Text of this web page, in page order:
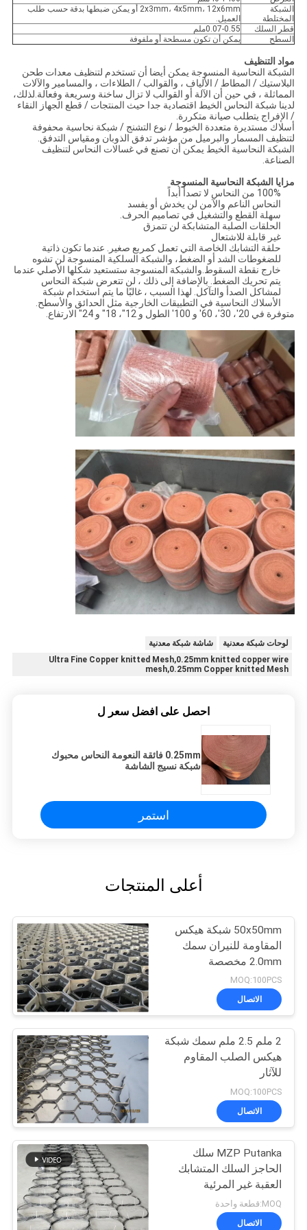
الشبكة
المختلطة
2x3mm، 4x5mm، 12x6mm أو يمكن ضبطها بدقة حسب طلب
العميل.
قطر السلك
0.07-0.55ملم
السطح
يمكن أن تكون مسطحة أو ملفوفة
مواد التنظيف
الشبكة النحاسية المنسوجة يمكن أيضا أن تستخدم لتنظيف معدات طحن
البلاستيك / المطاط / الألياف ، والقوالب / الطلاءات ، والمسامير والآلات
المماثلة ، في حين أن الآلة أو القوالب لا تزال ساخنة وسريعة وفعالة.لذلك،
لدينا شبكة النحاس الخيط اقتصادية جدا حيث المنتجات / قطع الجهاز النقاء
/ الإفراج يتطلب صيانة متكررة.
أسلاك مستديرة متعددة الخيوط / نوع التشنج / شبكة نحاسية محفوفة
لتنظيف المسمار والبرميل من مؤشر تدفق الذوبان ومقياس التدفق.
الشبكة النحاسية الخيط يمكن أن تصنع في غسالات النحاس لتنظيف
الصناعة.
مزايا الشبكة النحاسية المنسوجة
100% من النحاس لا تصدأ أبداً
النحاس الناعم والآمن لن يخدش أو يفسد
سهلة القطع والتشغيل في تصاميم الحرف.
الحلقات الصلبة المتشابكة لن تتمزق
غير قابلة للاشتعال
حلقة التشابك الخاصة التي تعمل كمربع صغير. عندما تكون ذاتية
للضغوطات الشد أو الضغط، والشبكة السلكية المنسوجة لن تشوه
خارج نقطة السقوط.والشبكة المنسوجة ستستعيد شكلها الأصلي عندما
يتم تحريك الضغط. بالإضافة إلى ذلك ، لن تتعرض شبكة النحاس
لمشاكل الصدأ والتآكل. لهذا السبب ، غالبًا ما يتم استخدام شبكة
الأسلاك النحاسية في التطبيقات الخارجية مثل الحدائق والأسطح.
متوفرة في 20'، 30'، 60' و 100' الطول و 12"، 18" و 24" الارتفاع.
لوحات شبكة معدنية
شاشة شبكة معدنية
Ultra Fine Copper knitted Mesh,0.25mm knitted copper wire
mesh,0.25mm Copper knitted Mesh
احصل على افضل سعر ل
0.25mm فائقة النعومة النحاس محبوك
شبكة نسيج الشاشة
استمر
أعلى المنتجات
50x50mm شبكة هيكس
المقاومة للنيران سمك
2.0mm مخصصة
MOQ:100PCS
الاتصال
2 ملم 2.5 ملم سمك شبكة
هيكس الصلب المقاوم
للآثار
MOQ:100PCS
الاتصال
MZP Putanka سلك
الحاجز السلك المتشابك
العقبة غير المرئية
MOQ:قطعة واحدة
الاتصال